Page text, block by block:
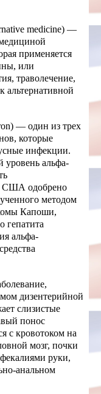
medicine) —
применяется
или
траволечение,
альтернативной
— один из трех
которые
инфекции.
альфа-
США одобрено
методом
Капоши,
гепатита
альфа-
дизентерийной
слизистые
понос
с кровотоком на
мозг, почки
руки,
анальном